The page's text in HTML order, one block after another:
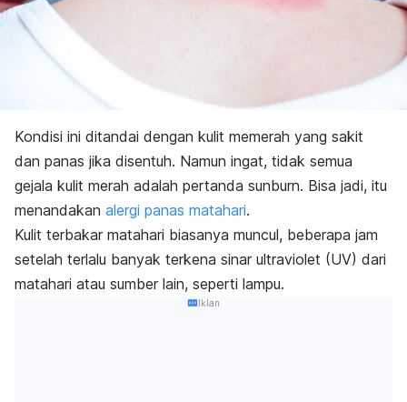
Kondisi ini ditandai dengan kulit memerah yang sakit
dan panas jika disentuh. Namun ingat, tidak semua
gejala kulit merah adalah pertanda sunburn. Bisa jadi, itu
menandakan alergi panas matahari.
Kulit terbakar matahari biasanya muncul, beberapa jam
setelah terlalu banyak terkena sinar ultraviolet (UV) dari
matahari atau sumber lain, seperti lampu.
Iklan